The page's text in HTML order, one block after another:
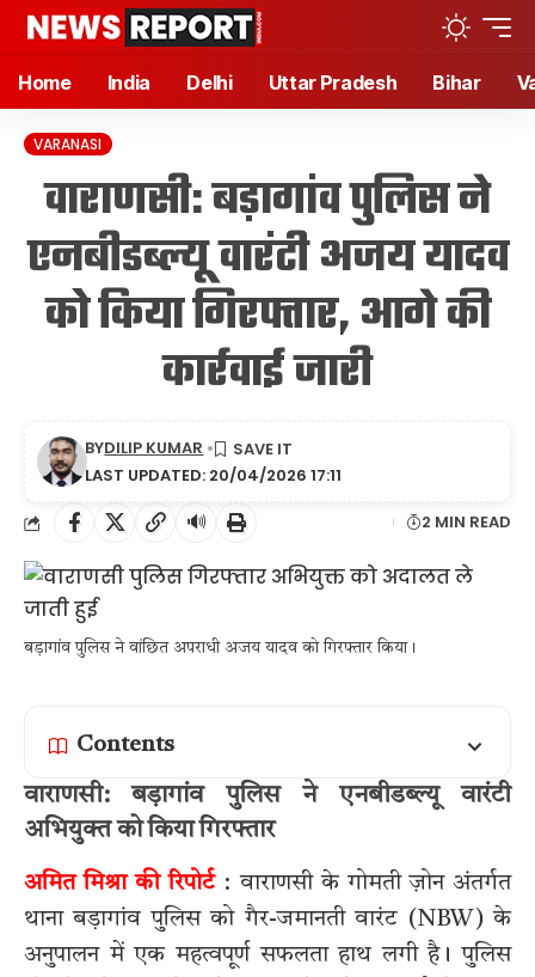
Home India Delhi Uttar Pradesh Bihar
VARANASI
वाराणसी: बड़ागांव पुलिस ने
एनबीडब्ल्यू वारंटी अजय यादव
को किया गिरफ्तार, आगे की
कार्रवाई जारी
LAST UPDATED: 20/04/2026 17:11
BYDILIP KUMAR
🔊 2 MIN READ
बड़ागांव पुलिस ने वांछित अपराधी अजय यादव को गिरफ्तार किया।
Contents
वाराणसी: बड़ागांव पुलिस ने एनबीडब्ल्यू वारंटी
अभियुक्त को किया गिरफ्तार
अमित मिश्रा की रिपोर्ट: वाराणसी के गोमती ज़ोन अंतर्गत
थाना बड़ागांव पुलिस को गैर-जमानती वारंट (NBW) के
अनुपालन में एक महत्वपूर्ण सफलता हाथ लगी है। पुलिस